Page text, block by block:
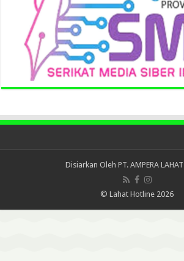
Disiarkan Oleh PT. AMPERA
© Lahat Hotline 2026